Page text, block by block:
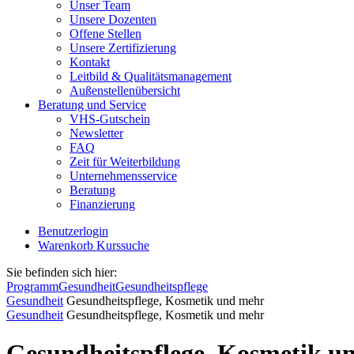
Unser Team
Unsere Dozenten
Offene Stellen
Unsere Zertifizierung
Kontakt
Leitbild & Qualitätsmanagement
Außenstellenübersicht
Beratung und Service
VHS-Gutschein
Newsletter
FAQ
Zeit für Weiterbildung
Unternehmensservice
Beratung
Finanzierung
Benutzerlogin
Warenkorb Kurssuche
Sie befinden sich hier:
ProgrammGesundheitGesundheitspflege
Gesundheit Gesundheitspflege, Kosmetik und mehr
Gesundheit Gesundheitspflege, Kosmetik und mehr